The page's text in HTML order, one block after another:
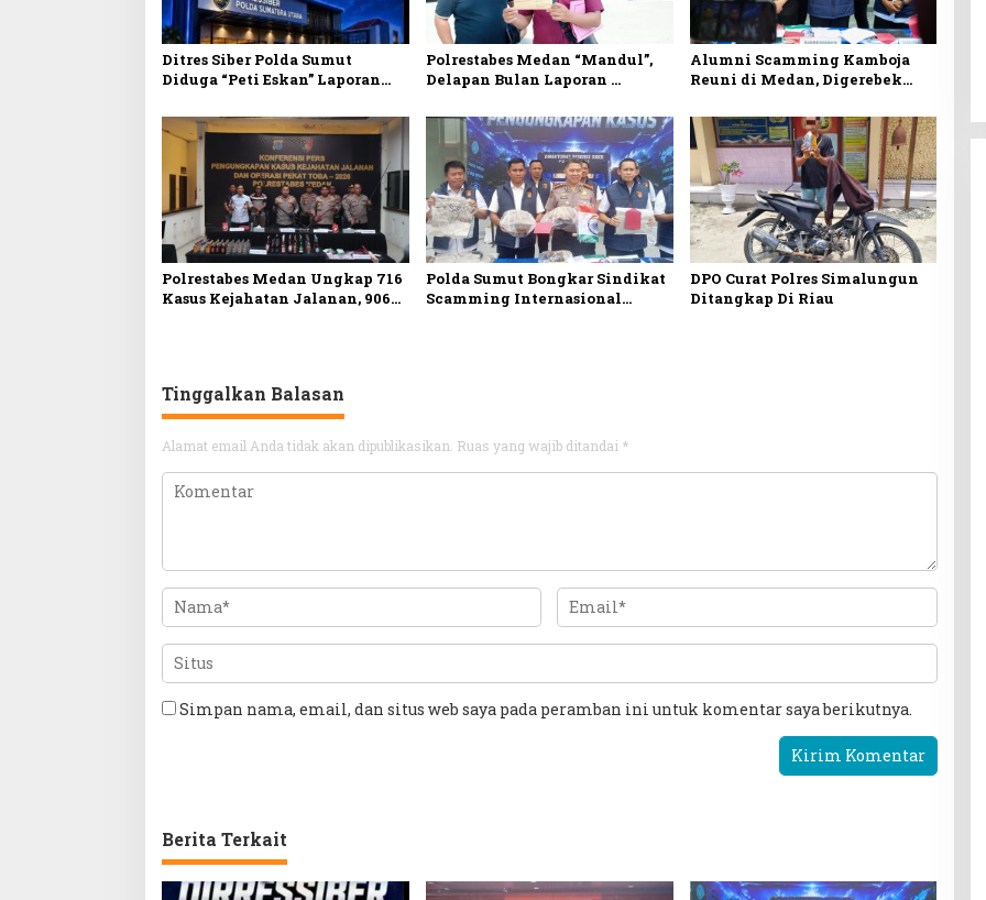
s
Ditres Siber Polda Sumut
Diduga “Peti Eskan” Laporan
Miris..Korban Ngaku Sering
Diajak Oknum Penyidik
Ketemu Tengah Malam
Polrestabes Medan “Mandul”,
Delapan Bulan Laporan
Tuntas
Alumni Scamming Kamboja
Reuni di Medan, Digerebek
Podomoro
Polrestabes Medan Ungkap 716
Kasus Kejahatan Jalanan, 906
Polda Sumut Bongkar Sindikat
Scamming Internasional
DPO Curat Polres Simalungun
Tinggalkan Balasan
Alamat email Anda tidak akan dipublikasikan. Ruas yang wajib ditandai *
Simpan nama, email, dan situs web saya pada peramban ini untuk komentar saya berikutnya.
Berita Terkait